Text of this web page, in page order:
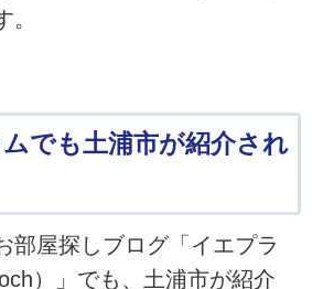
でも土浦市が紹介され
部屋探しブログ「イエプラ
）」でも、土浦市が紹介